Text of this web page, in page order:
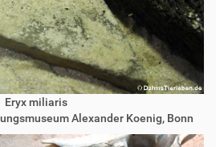
Eryx miliaris
Alexander Koenig, Bonn